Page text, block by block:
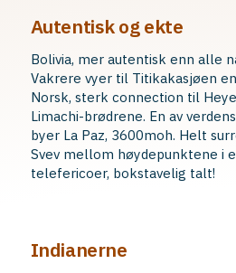
Autentisk og ekte
Bolivia, mer autentisk enn alle
Vakrere vyer til Titikakasjøen
Norsk, sterk connection til
Limachi-brødrene. En av
byer La Paz, 3600moh. Helt
Svev mellom høydepunktene i
telefericoer, bokstavelig talt!
Indianerne